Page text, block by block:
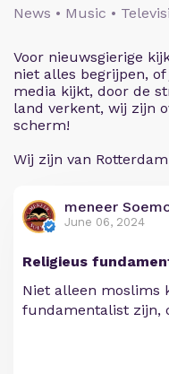
News • Music •
Voor nieuwsgierige
niet alles begrijpen,
media kijkt, door de
land verkent, wij zijn
scherm!
Wij zijn van
meneer
June 06, 2024
Religieus
Niet alleen moslims
fundamentalist zijn,